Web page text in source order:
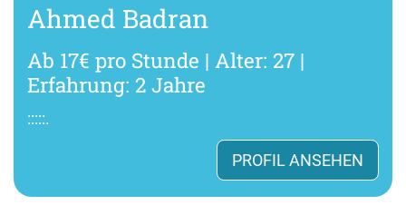
Ahmed Badran
Ab 17€ pro Stunde | Alter: 27 |
Erfahrung: 2 Jahre
:::::.
PROFIL ANSEHEN